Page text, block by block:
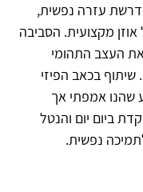
עזרה נפשית,
מקצועית. הסביבה
את העצב התהומי
בכאב הפיזי
שהנו אמפתי אך
ביום יום והנטל
נפשית.